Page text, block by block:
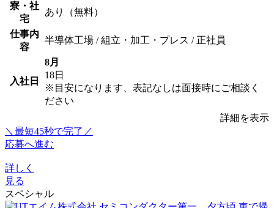
寮・社
宅
あり（無料）
仕事内
容
半導体工場 / 組立・加工・プレス / 正社員
入社日
8月
18日
※目安になります、表記なしは面接時にご相談く
ださい
詳細を表示
＼最短45秒で完了／
応募へ進む
詳しく
見る
スペシャル